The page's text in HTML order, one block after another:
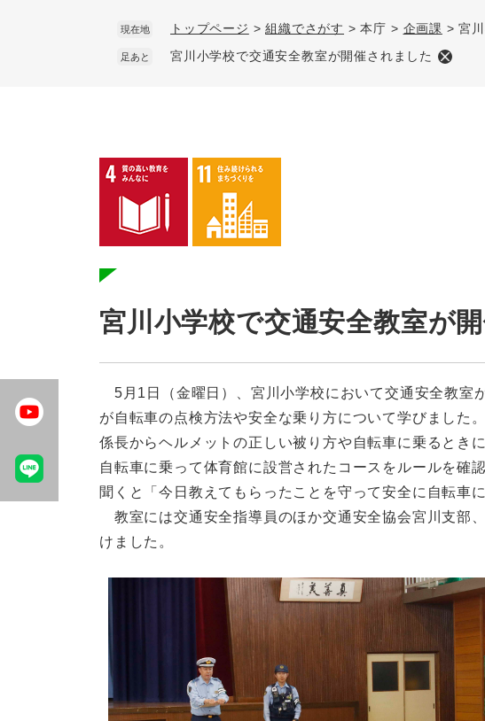
現在地 トップページ >組織でさがす >本庁 > 企画課 >宮
足あと 宮川小学校で交通安全教室が開催されました
文
宮川小学校で交通安全教室が
5月1日（金曜日）、宮川小学校において交通安全教室
が自転車の点検方法や安全な乗り方について学びました
係長からヘルメットの正しい被り方や自転車に乗るとき
自転車に乗って体育館に設営されたコースをルールを確
聞くと「今日教えてもらったことを守って安全に自転車
教室には交通安全指導員のほか交通安全協会宮川支部
けました。